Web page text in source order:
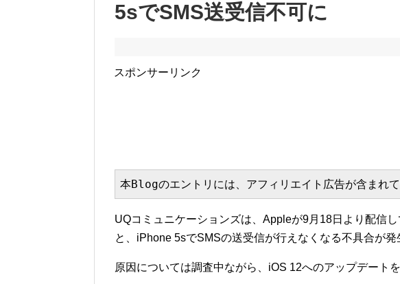
5sでSMS送受信不可に
スポンサーリンク
本Blogのエントリには、アフィリエイト広告が含まれて
UQコミュニケーションズは、Appleが9月18日より配信
と、iPhone 5sでSMSの送受信が行えなくなる不具合が発
原因については調査中ながら、iOS 12へのアップデート